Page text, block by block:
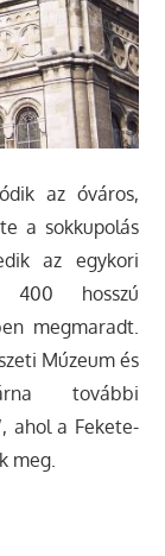
az óváros,
a sokkupolás
az egykori
hosszú
megmaradt.
Múzeum és
további
ahol a Fekete-
meg.